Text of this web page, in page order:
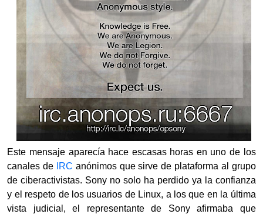
Este mensaje aparecía hace escasas horas en uno de los
canales de
IRC anónimos que sirve de plataforma al grupo
de ciberactivistas. Sony no solo ha perdido ya la confianza
y el respeto de los usuarios de Linux, a los que en la última
vista judicial, el representante de Sony afirmaba que